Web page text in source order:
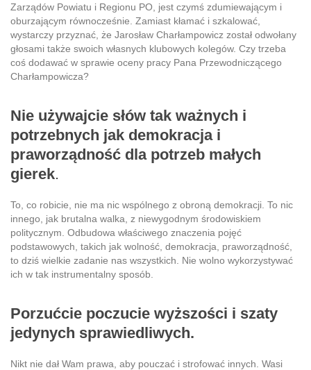
Zarządów Powiatu i Regionu PO, jest czymś zdumiewającym i
oburzającym równocześnie. Zamiast kłamać i szkalować,
wystarczy przyznać, że Jarosław Charłampowicz został odwołany
głosami także swoich własnych klubowych kolegów. Czy trzeba
coś dodawać w sprawie oceny pracy Pana Przewodniczącego
Charłampowicza?
Nie używajcie słów tak ważnych i
potrzebnych jak demokracja i
praworządność dla potrzeb małych
gierek.
To, co robicie, nie ma nic wspólnego z obroną demokracji. To nic
innego, jak brutalna walka, z niewygodnym środowiskiem
politycznym. Odbudowa właściwego znaczenia pojęć
podstawowych, takich jak wolność, demokracja, praworządność,
to dziś wielkie zadanie nas wszystkich. Nie wolno wykorzystywać
ich w tak instrumentalny sposób.
Porzućcie poczucie wyższości i szaty
jedynych sprawiedliwych.
Nikt nie dał Wam prawa, aby pouczać i strofować innych. Wasi